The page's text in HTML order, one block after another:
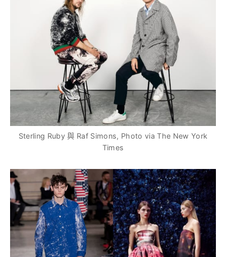
Sterling Ruby 與 Raf Simons, Photo via The New York
Times